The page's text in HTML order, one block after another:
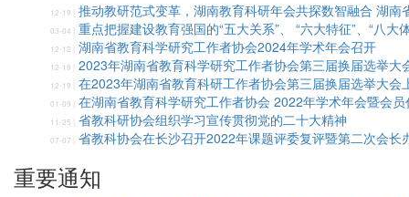
12-19 | 推动教研范式变革，湖南教育科研年会共探数智融合 湖
03-04 | 重点把握建设教育强国的“五大关系”、 “六大特征”、“八大
12-12 | 湖南省教育科学研究工作者协会2024年学术年会召开
12-19 | 2023年湖南省教育科学研究工作者协会第三届换届选举大
12-19 | 在2023年湖南省教育科研工作者协会第三届换届选举大会
01-09 | 在湖南省教育科学研究工作者协会 2022年学术年会暨会
11-25 | 省教科研协会组织学习宣传贯彻党的二十大精神
07-07 | 省教科协会在长沙召开2022年课题评委复评暨第二次会长
重要通知